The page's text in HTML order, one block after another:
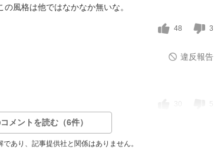
風格は他ではなかなか無いな。
48 3
違反報告
5
メントを読む（6件）
あり、記事提供社と関係はありません。